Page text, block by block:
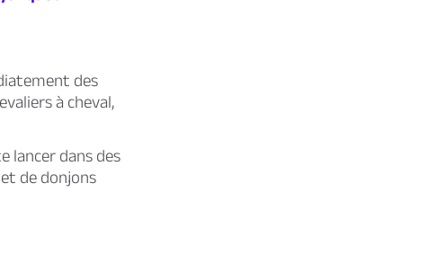
des
à cheval,
lancer dans des
de donjons